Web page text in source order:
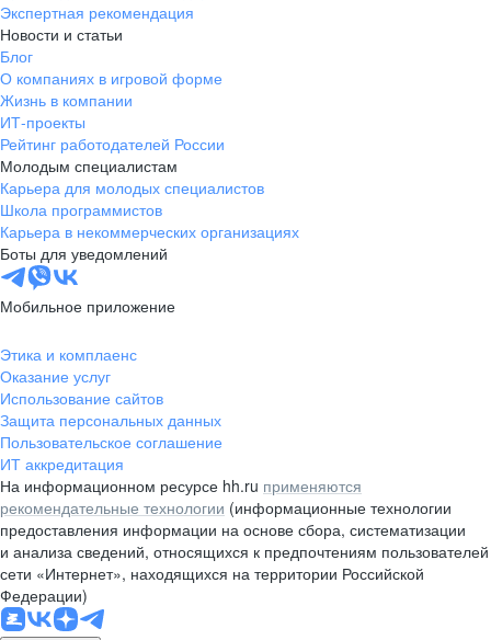
Экспертная рекомендация
Новости и статьи
Блог
О компаниях в игровой форме
Жизнь в компании
ИТ-проекты
Рейтинг работодателей России
Молодым специалистам
Карьера для молодых специалистов
Школа программистов
Карьера в некоммерческих организациях
Боты для уведомлений
Мобильное приложение
Этика и комплаенс
Оказание услуг
Использование сайтов
Защита персональных данных
Пользовательское соглашение
ИТ аккредитация
На информационном ресурсе hh.ru применяются
рекомендательные технологии (информационные технологии
предоставления информации на основе сбора, систематизации
и анализа сведений, относящихся к предпочтениям пользователей
сети «Интернет», находящихся на территории Российской
Федерации)